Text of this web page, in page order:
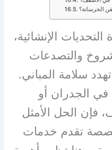
الخرسانة؟
التحديات الإنشائية،
والتصدعات
سلامة المباني.
الجدران أو
فإن الحل الأمثل
تقدم خدمات